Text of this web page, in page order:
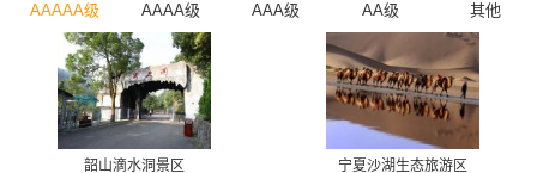
AAAAA级 AAAA级 AAA级 AA级 其他
韶山滴水洞景区 宁夏沙湖生态旅游区